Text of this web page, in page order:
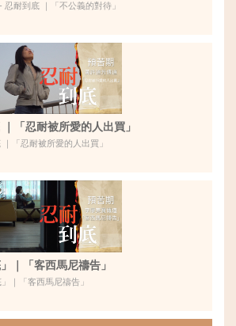
耐到底 ｜「不公義的對待」
「忍耐被所愛的人出買」
「忍耐被所愛的人出買」
｜「客西馬尼禱告」
｜「客西馬尼禱告」